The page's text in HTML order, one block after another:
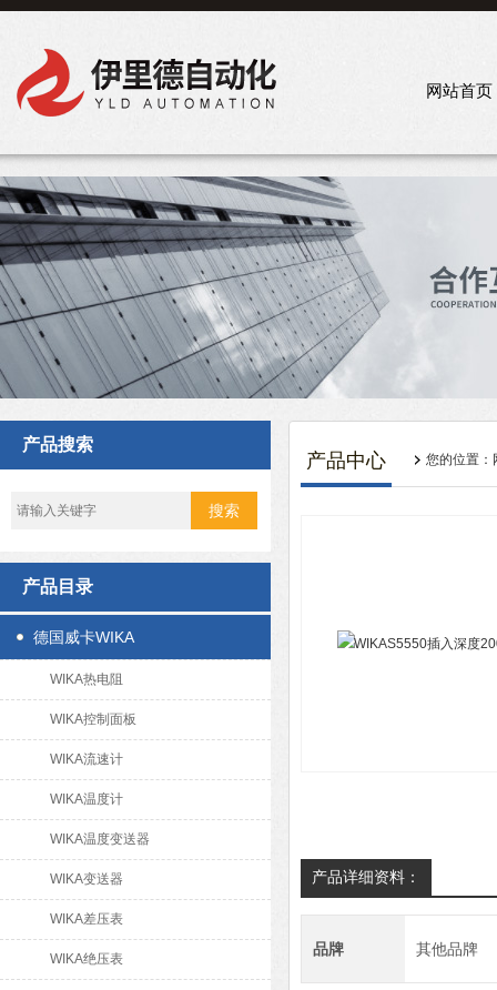
网站首页
产品搜索
产品目录
德国威卡WIKA
WIKA热电阻
WIKA控制面板
WIKA流速计
WIKA温度计
WIKA温度变送器
WIKA变送器
WIKA差压表
WIKA绝压表
产品中心 您的位置：
产品详细资料：
品牌 其他品牌